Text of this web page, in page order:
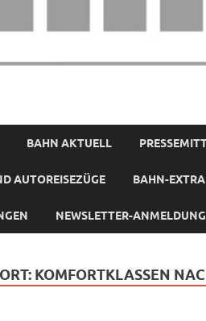
BAHN AKTUELL
AUTOREISEZÜGE BAHN-
NEWSLETTER-ANMELDUNG
KOMFORTKLASSEN